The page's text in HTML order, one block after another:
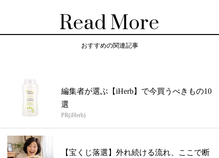
Read More
おすすめの関連記事
編集者が選ぶ【iHerb】で今買うべきもの10
選
PR(iHerb)
【宝くじ落選】外れ続ける流れ、ここで断